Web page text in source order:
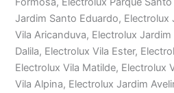
Jardim Santo Eduardo, Electrolux
Vila Aricanduva, Electrolux
Dalila, Electrolux Vila Ester,
Electrolux Vila Matilde, Electrolux
Vila Alpina, Electrolux Jardim